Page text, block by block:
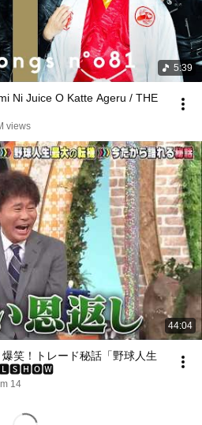
5:39
Ni Juice O Katte Ageru / THE
views
44:04
笑！トレード秘話「野球人生
14